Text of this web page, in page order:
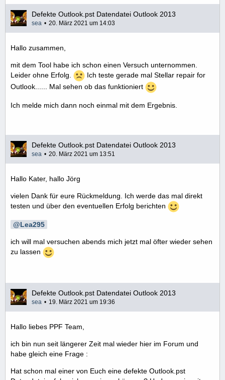
Defekte Outlook.pst Datendatei Outlook 2013
sea 20. März 2021 um 14:03
Hallo zusammen,
mit dem Tool habe ich schon einen Versuch unternommen.
Leider ohne Erfolg.
Ich teste gerade mal Stellar repair for
Outlook...... Mal sehen ob das funktioniert
Ich melde mich dann noch einmal mit dem Ergebnis.
Defekte Outlook.pst Datendatei Outlook 2013
sea 20. März 2021 um 13:51
Hallo Kater, hallo Jörg
vielen Dank für eure Rückmeldung. Ich werde das mal direkt
testen und über den eventuellen Erfolg berichten
Lea295
ich will mal versuchen abends mich jetzt mal öfter wieder sehen
zu lassen
Defekte Outlook.pst Datendatei Outlook 2013
sea 19. März 2021 um 19:36
Hallo liebes PPF Team,
ich bin nun seit längerer Zeit mal wieder hier im Forum und
habe gleich eine Frage :
Hat schon mal einer von Euch eine defekte Outlook.pst